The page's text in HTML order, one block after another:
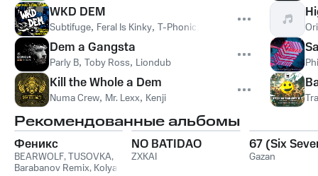
WKD DEM
Subtifuge, Feral Is Kinky, T-Phonic
Dem a Gangsta
Parly B, Toby Ross, Liondub
Kill the Whole a Dem
Numa Crew, Mr. Lexx, Kenji
Рекомендованные альбомы
Феникс
BEARWOLF,TUSOVKA,
Barabanov Remix, Kolya
NO BATIDAO
ZXKAI
67 (Six
Gazan